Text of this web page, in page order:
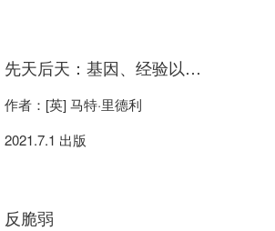
先天后天：基因、经验以及什么使我们成为人
作者：[英] 马特·里德利
2021.7.1 出版
反脆弱